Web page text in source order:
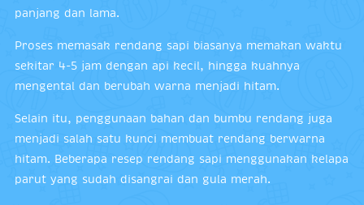
panjang dan lama.
Proses memasak rendang sapi biasanya memakan waktu
sekitar 4-5 jam dengan api kecil, hingga kuahnya
mengental dan berubah warna menjadi hitam.
Selain itu, penggunaan bahan dan bumbu rendang juga
menjadi salah satu kunci membuat rendang berwarna
hitam. Beberapa resep rendang sapi menggunakan kelapa
parut yang sudah disangrai dan gula merah.